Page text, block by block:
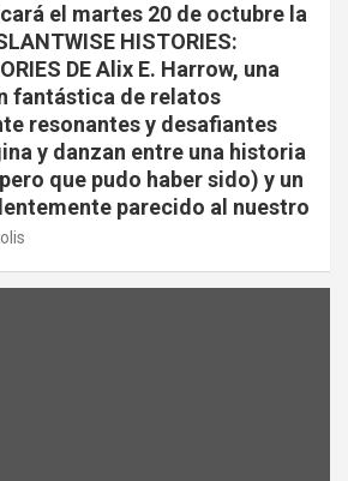
el martes 20 de octubre la
HISTORIES:
DE Alix E. Harrow, una
fantástica de relatos
resonantes y desafiantes
y danzan entre una historia
que pudo haber sido) y un
parecido al nuestro